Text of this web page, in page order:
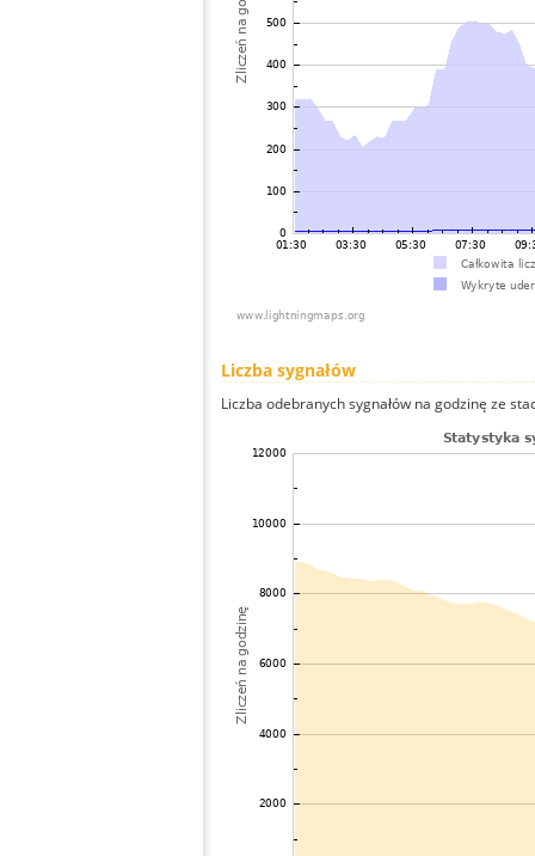
Liczba sygnałów
Liczba odebranych sygnałów na godzinę ze